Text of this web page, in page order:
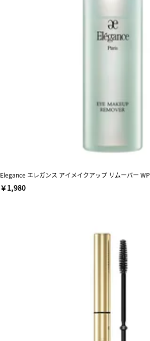
Elegance エレガンス アイメイクアップ リムーバー WP
￥1,980